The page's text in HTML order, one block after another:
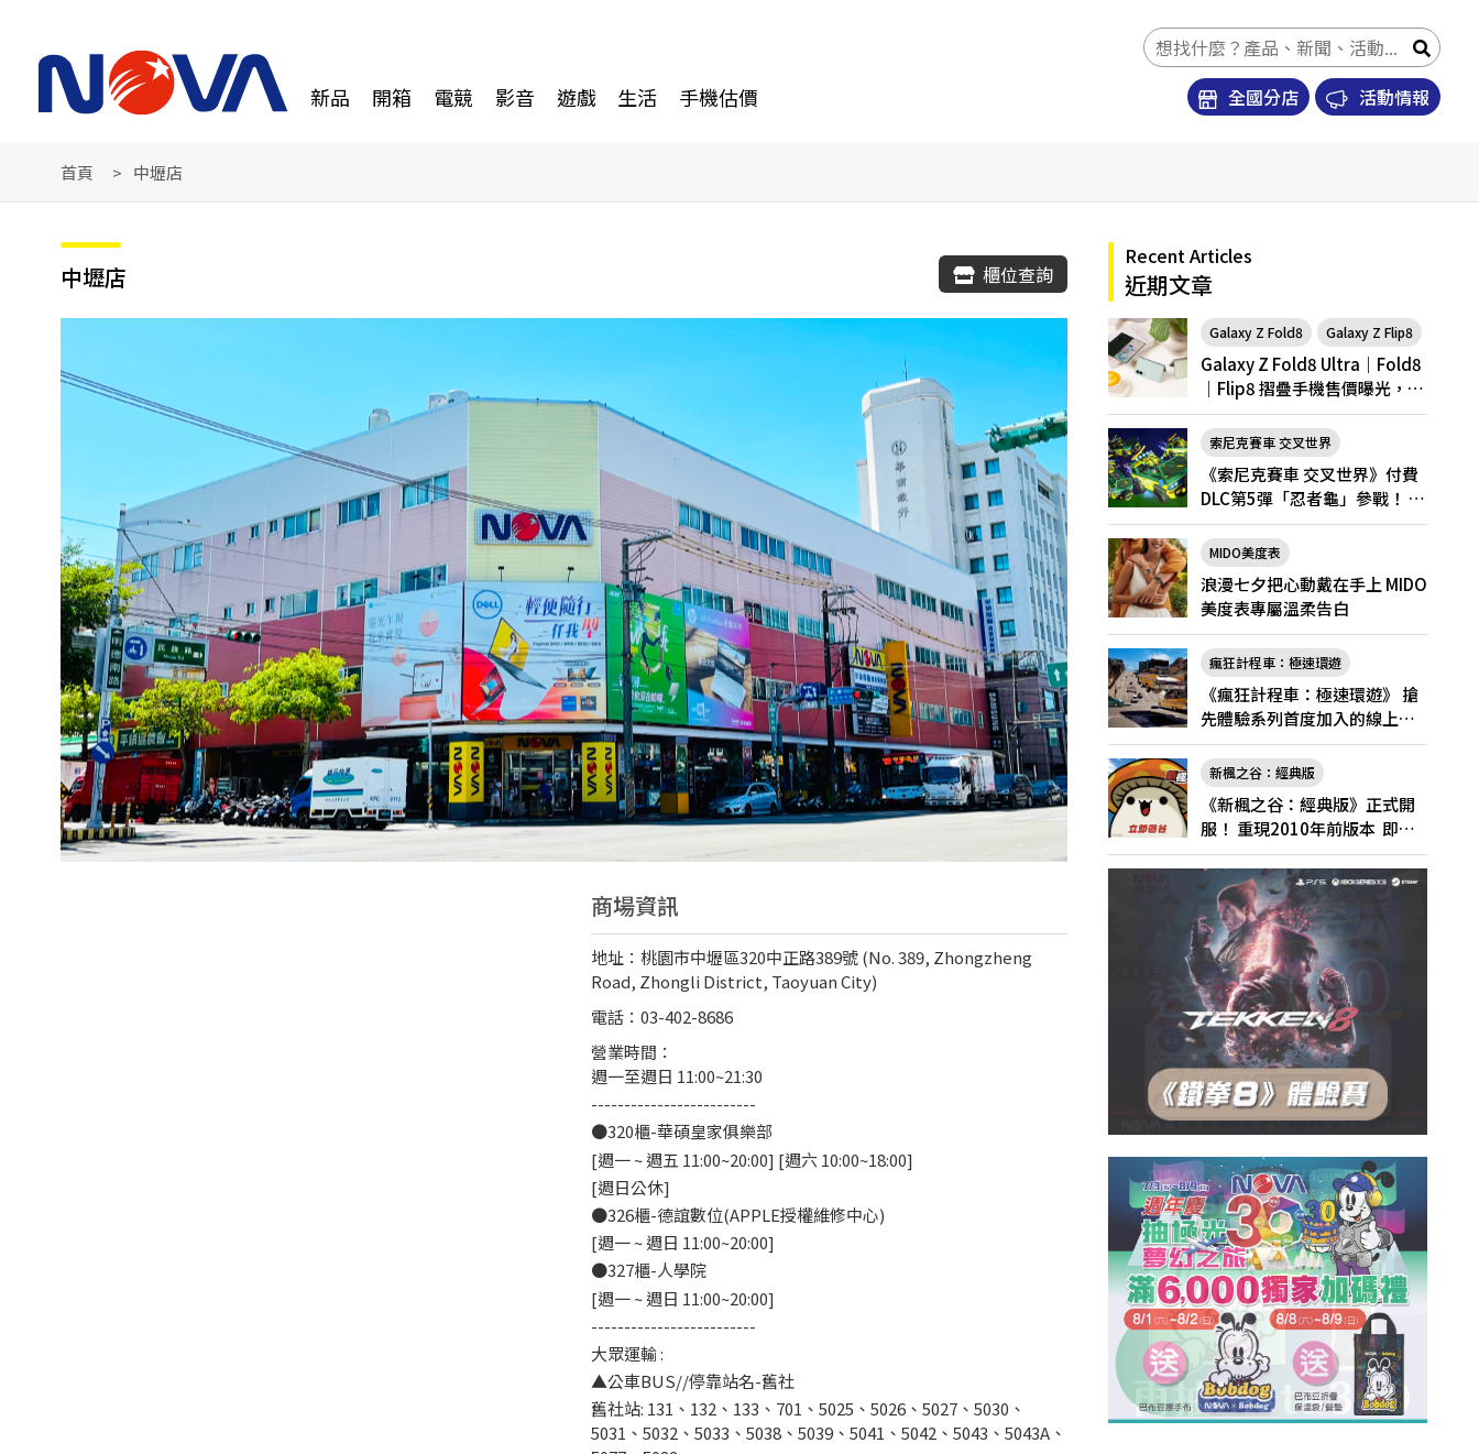
新品 開箱 電競 影音 遊戲 生活 手機估價 活動情報
全國分店
首頁 中壢店
中壢店 櫃位查詢
商場資訊
地址：桃園市中壢區320中正路389號 (No. 389, Zhongzheng
Road, Zhongli District, Taoyuan City)
電話：03-402-8686
營業時間：
週一至週日 11:00~21:30
-------------------------
●320櫃-華碩皇家俱樂部
[週一 ~ 週五 11:00~20:00] [週六 10:00~18:00]
[週日公休]
●326櫃-德誼數位(APPLE授權維修中心)
[週一 ~ 週日 11:00~20:00]
●327櫃-人學院
[週一 ~ 週日 11:00~20:00]
-------------------------
大眾運輸 :
▲公車BUS//停靠站名-舊社
舊社站: 131、132、133、701、5025、5026、5027、5030、
5031、5032、5033、5038、5039、5041、5042、5043、5043A、
Recent Articles
近期文章
Galaxy Z Fold8 Galaxy Z Flip8
Galaxy Z Fold8 Ultra｜Fold8
｜Flip8 摺疊手機售價曝光，開
放預購
索尼克賽車 交叉世界
《索尼克賽車 交叉世界》付費
DLC第5彈「忍者龜」參戰！ 7
月31日（五）起將舉辦「忍者
龜祭典」
MIDO美度表
浪漫七夕把心動戴在手上 MIDO
美度表專屬溫柔告白
瘋狂計程車：極速環遊
《瘋狂計程車：極速環遊》 搶
先體驗系列首度加入的線上多
人遊玩！
新楓之谷：經典版
《新楓之谷：經典版》正式開
服！ 重現2010年前版本 即日
起登入領好禮